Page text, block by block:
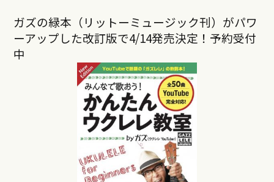
ガズの緑本（リットーミュージック刊）がパワ
ーアップした改訂版で4/14発売決定！予約受付
中